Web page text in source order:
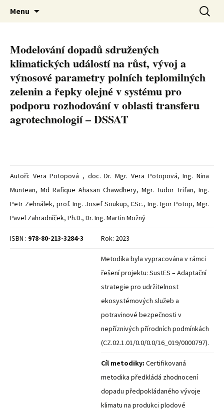
Metodiky
Menu
Modelování dopadů sdružených
klimatických událostí na růst, vývoj a
výnosové parametry polních teplomilných
zelenin a řepky olejné v systému pro
podporu rozhodování v oblasti transferu
agrotechnologií – DSSAT
Autoři: Vera Potopová , doc. Dr. Mgr. Vera Potopová, Ing. Nina
Muntean, Md Rafique Ahasan Chawdhery, Mgr. Tudor Trifan, Ing.
Petr Zehnálek, prof. Ing. Josef Soukup, CSc., Ing. Igor Potop, Mgr.
Pavel Zahradníček, Ph.D., Dr. Ing. Martin Možný
ISBN : 978-80-213-3284-3 Rok: 2023
Metodika byla vypracována v rámci
řešení projektu: SustES – Adaptační
strategie pro udržitelnost
ekosystémových služeb a
potravinové bezpečnosti v
nepříznivých přírodních podmínkách
(CZ.02.1.01/0.0/0.0/16_019/0000797).
Cíl metodiky: Certifikovaná
metodika předkládá zhodnocení
dopadu předpokládaného vývoje
klimatu na produkci plodové